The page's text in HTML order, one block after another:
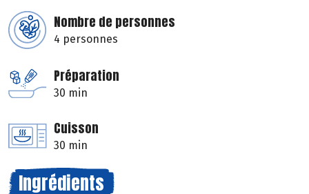
Nombre de personnes
4 personnes
Préparation
30 min
Cuisson
30 min
Ingrédients